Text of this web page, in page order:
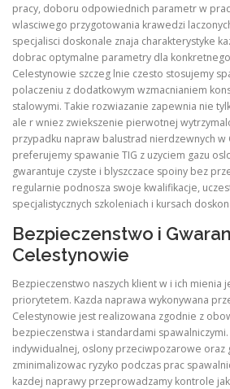
pracy, doboru odpowiednich parametr w
wlasciwego przygotowania krawedzi
specjalisci doskonale znaja charakterystyke
dobrac optymalne parametry dla
Celestynowie szczeg lnie czesto stosujemy
polaczeniu z dodatkowym wzmacnianiem
stalowymi. Takie rozwiazanie zapewnia nie
ale r wniez zwiekszenie pierwotnej
przypadku napraw balustrad nierdzewnych w
preferujemy spawanie TIG z uzyciem gazu
gwarantuje czyste i blyszczace spoiny bez
regularnie podnosza swoje kwalifikacje,
specjalistycznych szkoleniach i kursach
Bezpieczenstwo i
Celestynowie
Bezpieczenstwo naszych klient w i ich mienia
priorytetem. Kazda naprawa wykonywana
Celestynowie jest realizowana zgodnie z
bezpieczenstwa i standardami
indywidualnej, oslony przeciwpozarowe oraz
zminimalizowac ryzyko podczas prac
kazdej naprawy przeprowadzamy kontrole